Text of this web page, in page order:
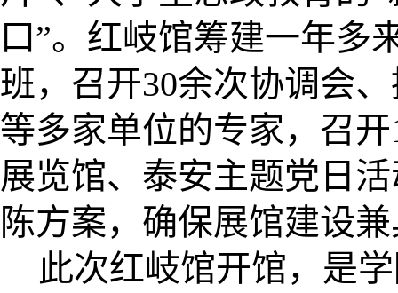
口”。红岐馆筹建一年多
班，召开30余次协调会
等多家单位的专家，召
展览馆、泰安主题党日
陈方案，确保展馆建设
此次红岐馆开馆，是